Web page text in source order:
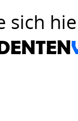
sich